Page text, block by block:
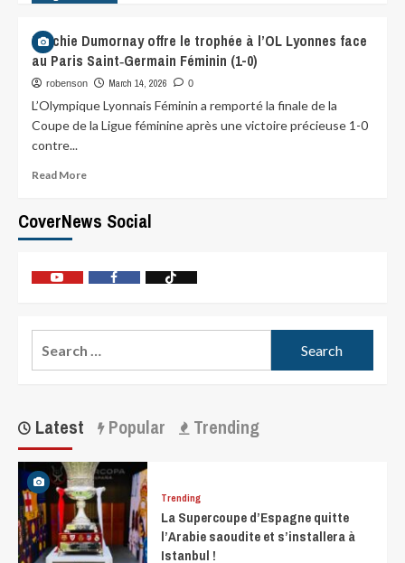
Melchie Dumornay offre le trophée à l’OL Lyonnes face
au Paris Saint‑Germain Féminin (1-0)
robenson March 14, 2026 0
L’Olympique Lyonnais Féminin a remporté la finale de la
Coupe de la Ligue féminine après une victoire précieuse 1-0
contre...
Read More
CoverNews Social
Latest Popular Trending
Trending
La Supercoupe d’Espagne quitte
l’Arabie saoudite et s’installera à
Istanbul !